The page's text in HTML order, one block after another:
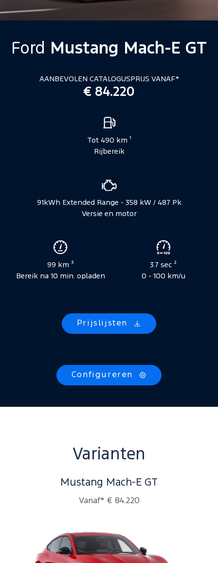
Ford Mustang Mach-E GT
AANBEVOLEN CATALOGUSPRIJS VANAF*
€ 84.220
Voertuigspecificaties
Tot 490 km ¹
Rijbereik
91kWh Extended Range - 358 kW / 487 Pk
Versie en motor
99 km ³
Bereik na 10 min. opladen
3.7 sec ²
0 - 100 km/u
Prijslijsten
Configureren
Varianten
Mustang Mach-E GT
Vanaf* € 84.220